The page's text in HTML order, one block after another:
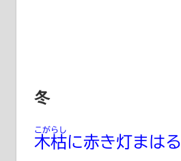
冬
木枯
こがらし
に赤き灯まはる